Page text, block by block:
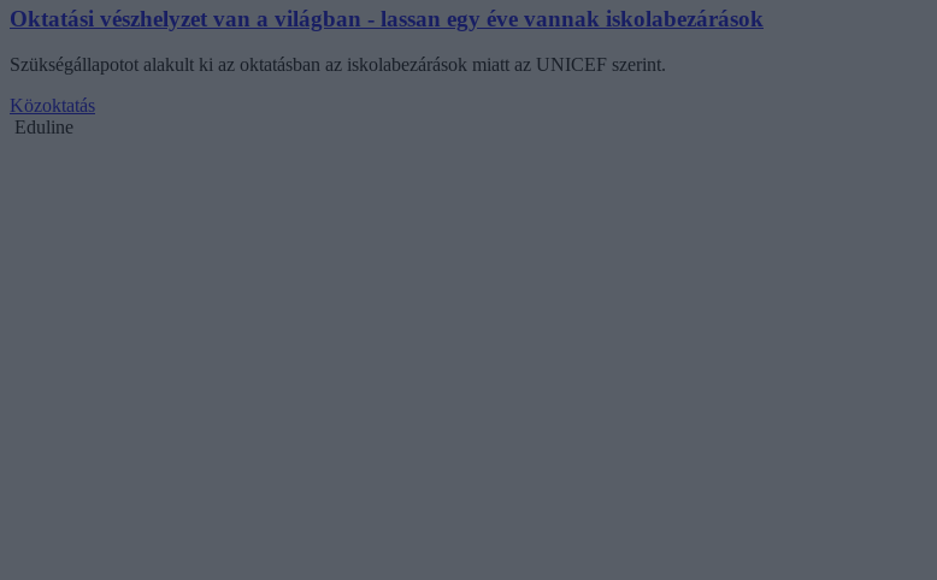
Oktatási vészhelyzet van a világban - lassan egy éve vannak iskolabezárások
Szükségállapotot alakult ki az oktatásban az iskolabezárások miatt az UNICEF szerint.
Közoktatás
Eduline